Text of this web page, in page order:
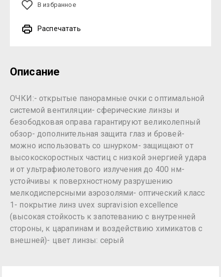
В избранное
Распечатать
Описание
ОЧКИ:- открытые панорамные очки с оптимальной
системой вентиляции- сферические линзы и
безободковая оправа гарантируют великолепный
обзор- дополнительная защита глаз и бровей-
можно использовать со шнурком- защищают от
высокоскоростных частиц с низкой энергией удара
и от ультрафиолетового излучения до 400 нм-
устойчивы к поверхностному разрушению
мелкодисперсными аэрозолями- оптический класс
1- покрытие линз uvex supravision excellence
(высокая стойкость к запотеванию с внутренней
стороны, к царапинам и воздействию химикатов с
внешней)- цвет линзы: серый